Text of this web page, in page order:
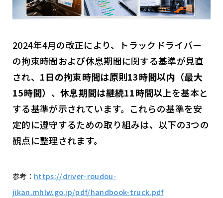
2024年4月の改正により、トラックドライバー
の拘束時間および休息期間に関する基準が見直
され、 1日の拘束時間は原則13時間以内（最大
15時間） 、 休息期間は継続11時間以上を基本と
する基準が示されています。これらの基準を安
定的に遵守するための取り組みは、以下の3つの
観点に整理されます。
参考： https://driver-roudou-
jikan.mhlw.go.jp/pdf/handbook-truck.pdf